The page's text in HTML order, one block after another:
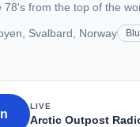
78's from the top of the
Svalbard, Norway
LIVE
Arctic Outpost